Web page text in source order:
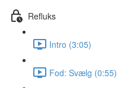
Refluks
Intro (3:05)
Fod: Svælg (0:55)